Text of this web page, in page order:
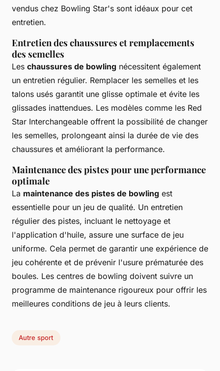
vendus chez Bowling Star's sont idéaux pour cet
entretien.
Entretien des chaussures et remplacements
des semelles
Les chaussures de bowling nécessitent également
un entretien régulier. Remplacer les semelles et les
talons usés garantit une glisse optimale et évite les
glissades inattendues. Les modèles comme les Red
Star Interchangeable offrent la possibilité de changer
les semelles, prolongeant ainsi la durée de vie des
chaussures et améliorant la performance.
Maintenance des pistes pour une performance
optimale
La maintenance des pistes de bowling est
essentielle pour un jeu de qualité. Un entretien
régulier des pistes, incluant le nettoyage et
l'application d'huile, assure une surface de jeu
uniforme. Cela permet de garantir une expérience de
jeu cohérente et de prévenir l'usure prématurée des
boules. Les centres de bowling doivent suivre un
programme de maintenance rigoureux pour offrir les
meilleures conditions de jeu à leurs clients.
Autre sport